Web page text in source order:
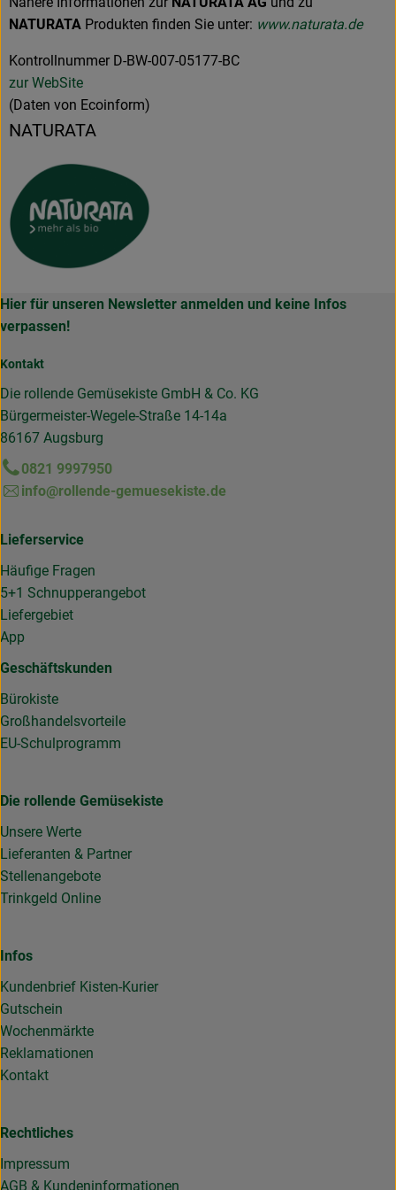
NATURATA Produkten finden Sie unter: www.naturata.de
Kontrollnummer D-BW-007-05177-BC
zur WebSite
(Daten von Ecoinform)
NATURATA
Hier für unseren Newsletter anmelden und keine Infos
verpassen!
Kontakt
Die rollende Gemüsekiste GmbH & Co. KG
Bürgermeister-Wegele-Straße 14-14a
86167 Augsburg
0821 9997950
info@rollende-gemuesekiste.de
Lieferservice
Häufige Fragen
5+1 Schnupperangebot
Liefergebiet
App
Geschäftskunden
Bürokiste
Großhandelsvorteile
EU-Schulprogramm
Die rollende Gemüsekiste
Unsere Werte
Lieferanten & Partner
Stellenangebote
Trinkgeld Online
Infos
Kundenbrief Kisten-Kurier
Gutschein
Wochenmärkte
Reklamationen
Kontakt
Rechtliches
Impressum
AGB & Kundeninformationen